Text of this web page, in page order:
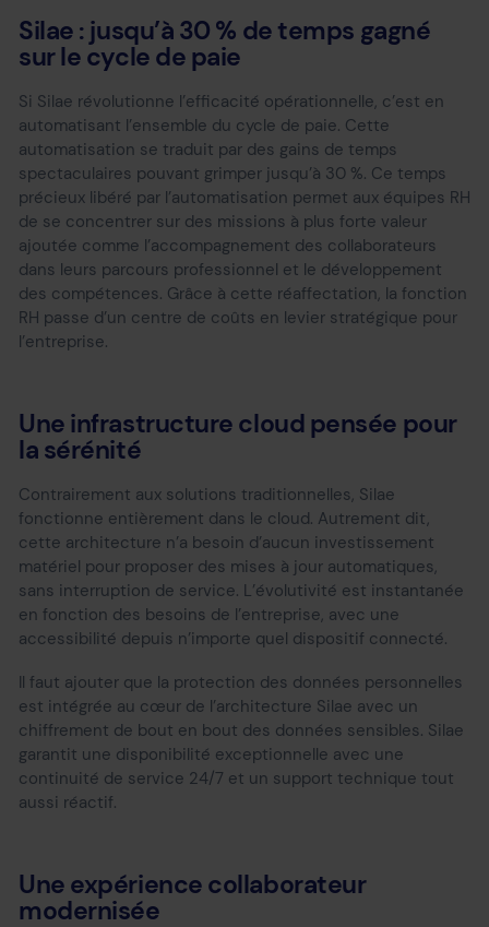
Silae : jusqu’à 30 % de temps gagné
sur le cycle de paie
Si Silae révolutionne l’efficacité opérationnelle, c’est en
automatisant l’ensemble du cycle de paie. Cette
automatisation se traduit par des gains de temps
spectaculaires pouvant grimper jusqu’à 30 %. Ce temps
précieux libéré par l’automatisation permet aux équipes RH
de se concentrer sur des missions à plus forte valeur
ajoutée comme l’accompagnement des collaborateurs
dans leurs parcours professionnel et le développement
des compétences. Grâce à cette réaffectation, la fonction
RH passe d’un centre de coûts en levier stratégique pour
l’entreprise.
Une infrastructure cloud pensée pour
la sérénité
Contrairement aux solutions traditionnelles, Silae
fonctionne entièrement dans le cloud. Autrement dit,
cette architecture n’a besoin d’aucun investissement
matériel pour proposer des mises à jour automatiques,
sans interruption de service. L’évolutivité est instantanée
en fonction des besoins de l’entreprise, avec une
accessibilité depuis n’importe quel dispositif connecté.
Il faut ajouter que la protection des données personnelles
est intégrée au cœur de l’architecture Silae avec un
chiffrement de bout en bout des données sensibles. Silae
garantit une disponibilité exceptionnelle avec une
continuité de service 24/7 et un support technique tout
aussi réactif.
Une expérience collaborateur
modernisée